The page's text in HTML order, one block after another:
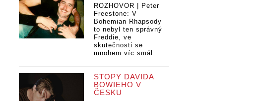
ROZHOVOR | Peter
Freestone: V
Bohemian Rhapsody
to nebyl ten správný
Freddie, ve
skutečnosti se
mnohem víc smál
STOPY DAVIDA
BOWIEHO V
ČESKU